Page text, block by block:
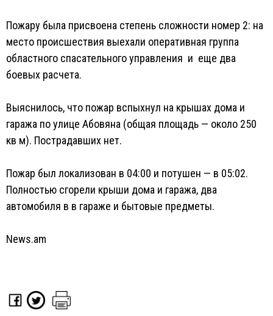
Пожару была присвоена степень сложности номер 2: на
место происшествия выехали оперативная группа
областного спасательного управления и еще два
боевых расчета.
Выяснилось, что пожар вспыхнул на крышах дома и
гаража по улице Абовяна (общая площадь — около 250
кв м). Пострадавших нет.
Пожар был локализован в 04:00 и потушен — в 05:02.
Полностью сгорели крыши дома и гаража, два
автомобиля в в гараже и бытовые предметы.
News.am